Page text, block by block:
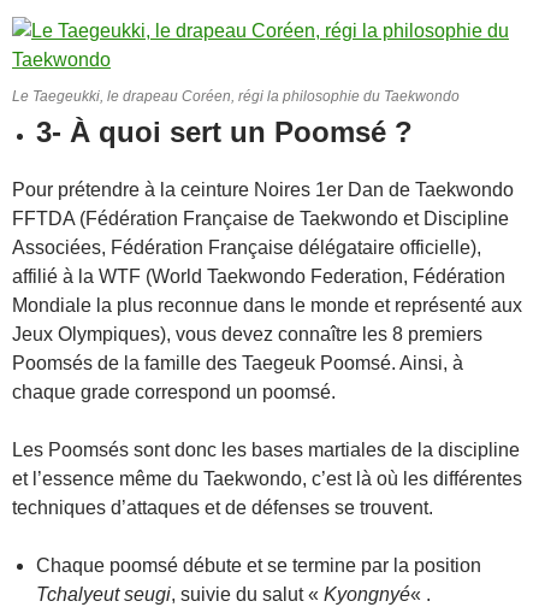
Le Taegeukki, le drapeau Coréen, régi la philosophie du Taekwondo
3- À quoi sert un Poomsé ?
Pour prétendre à la ceinture Noires 1er Dan de Taekwondo
FFTDA (Fédération Française de Taekwondo et Discipline
Associées, Fédération Française délégataire officielle),
affilié à la WTF (World Taekwondo Federation, Fédération
Mondiale la plus reconnue dans le monde et représenté aux
Jeux Olympiques), vous devez connaître les 8 premiers
Poomsés de la famille des Taegeuk Poomsé. Ainsi, à
chaque grade correspond un poomsé.
Les Poomsés sont donc les bases martiales de la discipline
et l’essence même du Taekwondo, c’est là où les différentes
techniques d’attaques et de défenses se trouvent.
Chaque poomsé débute et se termine par la position
Tchalyeut seugi, suivie du salut « Kyongnyé« .